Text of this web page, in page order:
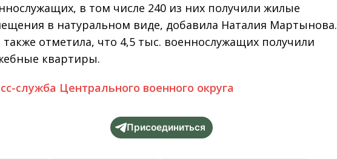
в том числе 240 из них получили жилые
в натуральном виде, добавила Наталия Мартынова.
отметила, что 4,5 тыс. военнослужащих получили
квартиры.
служба Центрального военного округа
Присоединиться